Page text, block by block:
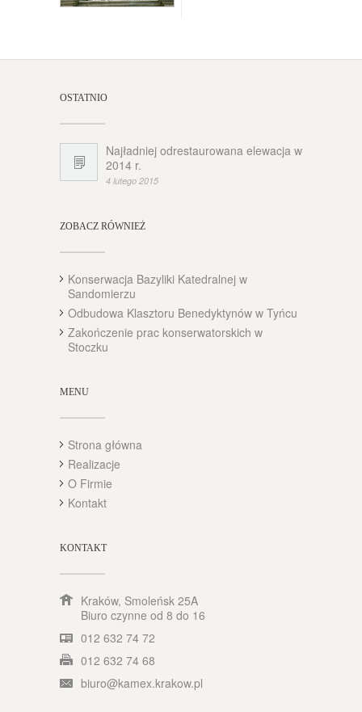
OSTATNIO
Najładniej odrestaurowana elewacja w
2014 r.
4 lutego 2015
ZOBACZ RÓWNIEŻ
Konserwacja Bazyliki Katedralnej w
Sandomierzu
Odbudowa Klasztoru Benedyktynów w Tyńcu
Zakończenie prac konserwatorskich w
Stoczku
MENU
Strona główna
Realizacje
O Firmie
Kontakt
KONTAKT
Kraków, Smoleńsk 25A
Biuro czynne od 8 do 16
012 632 74 72
012 632 74 68
biuro@kamex.krakow.pl